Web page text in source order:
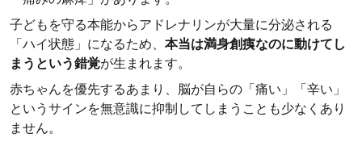
子どもを守る本能からアドレナリンが大量に分泌される
「ハイ状態」になるため、 本当は満身創痍なのに動けてし
まうという錯覚が生まれます。
赤ちゃんを優先するあまり、脳が自らの「痛い」「辛い」
というサインを無意識に抑制してしまうことも少なくあり
ません。